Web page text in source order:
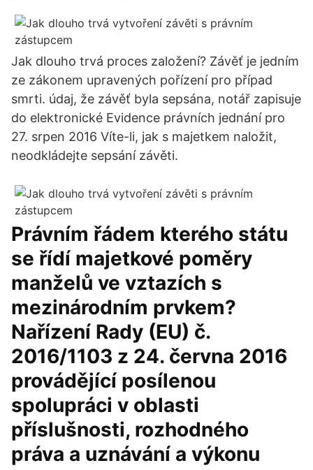
Jak dlouho trvá proces založení? Závěť je jedním
ze zákonem upravených pořízení pro případ
smrti. údaj, že závěť byla sepsána, notář zapisuje
do elektronické Evidence právních jednání pro
27. srpen 2016 Víte-li, jak s majetkem naložit,
neodkládejte sepsání závěti.
Právním řádem kterého státu
se řídí majetkové poměry
manželů ve vztazích s
mezinárodním prvkem?
Nařízení Rady (EU) č.
2016/1103 z 24. června 2016
provádějící posílenou
spolupráci v oblasti
příslušnosti, rozhodného
práva a uznávání a výkonu